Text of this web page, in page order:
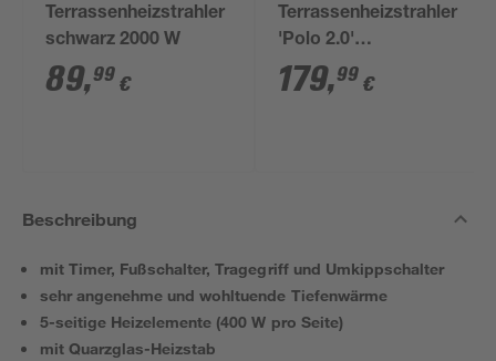
Terrassenheizstrahler
schwarz 2000 W
89,99 €
Terrassenheizstrahler
'Polo 2.0'
mattschwarz 6 kW Ø
49 x 115 cm
179,99 €
Beschreibung
mit Timer, Fußschalter, Tragegriff und Umkippschalter
sehr angenehme und wohltuende Tiefenwärme
5-seitige Heizelemente (400 W pro Seite)
mit Quarzglas-Heizstab